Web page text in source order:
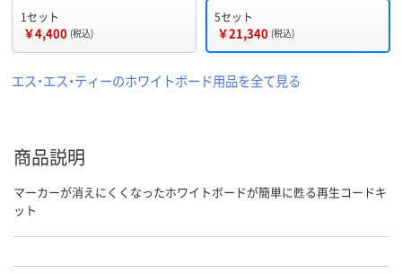
1セット
￥4,400 (税込)
5セット
￥21,340 (税込)
エス・エス・ティーのホワイトボード用品を全て見る
商品説明
マーカーが消えにくくなったホワイトボードが簡単に甦る再生コードキ
ット